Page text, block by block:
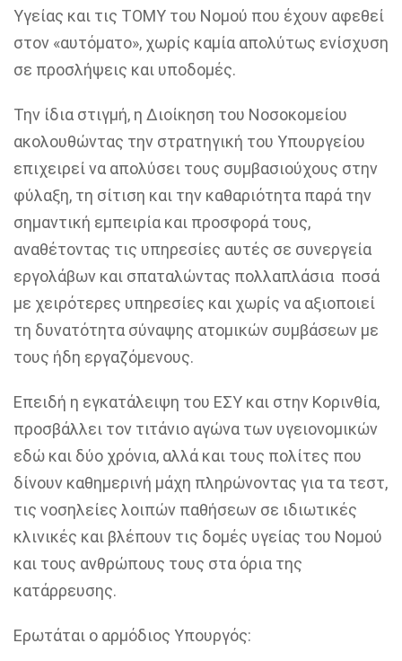
Υγείας και τις ΤΟΜΥ του Νομού που έχουν αφεθεί
στον «αυτόματο», χωρίς καμία απολύτως ενίσχυση
σε προσλήψεις και υποδομές.
Την ίδια στιγμή, η Διοίκηση του Νοσοκομείου
ακολουθώντας την στρατηγική του Υπουργείου
επιχειρεί να απολύσει τους συμβασιούχους στην
φύλαξη, τη σίτιση και την καθαριότητα παρά την
σημαντική εμπειρία και προσφορά τους,
αναθέτοντας τις υπηρεσίες αυτές σε συνεργεία
εργολάβων και σπαταλώντας πολλαπλάσια ποσά
με χειρότερες υπηρεσίες και χωρίς να αξιοποιεί
τη δυνατότητα σύναψης ατομικών συμβάσεων με
τους ήδη εργαζόμενους.
Επειδή η εγκατάλειψη του ΕΣΥ και στην Κορινθία,
προσβάλλει τον τιτάνιο αγώνα των υγειονομικών
εδώ και δύο χρόνια, αλλά και τους πολίτες που
δίνουν καθημερινή μάχη πληρώνοντας για τα τεστ,
τις νοσηλείες λοιπών παθήσεων σε ιδιωτικές
κλινικές και βλέπουν τις δομές υγείας του Νομού
και τους ανθρώπους τους στα όρια της
κατάρρευσης.
Ερωτάται ο αρμόδιος Υπουργός: